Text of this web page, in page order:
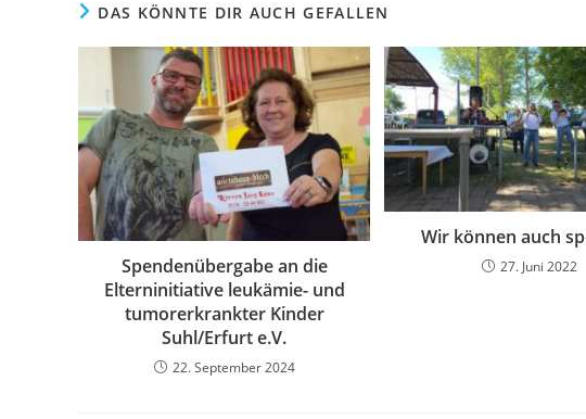
DAS KÖNNTE DIR AUCH GEFALLEN
Spendenübergabe an die
Elterninitiative leukämie- und
tumorerkrankter Kinder
Suhl/Erfurt e.V.
22. September 2024
Wir können auch
27. Juni 2022